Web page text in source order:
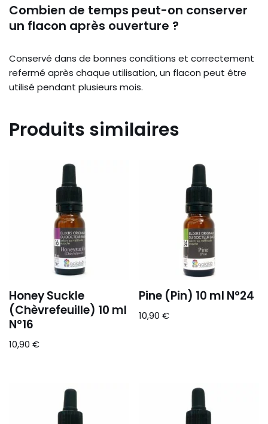
Combien de temps peut-on conserver
un flacon après ouverture ?
Conservé dans de bonnes conditions et correctement
refermé après chaque utilisation, un flacon peut être
utilisé pendant plusieurs mois.
Produits similaires
Honey Suckle
(Chèvrefeuille) 10 ml
N°16
10,90 €
Pine (Pin) 10 ml N°24
10,90€